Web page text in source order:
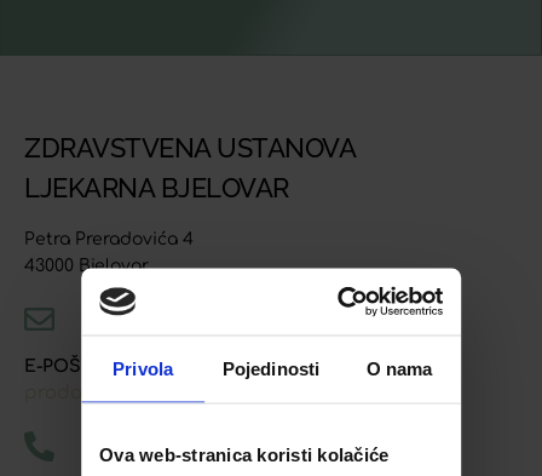
Privola Pojedinosti O nama
Ova web-stranica koristi kolačiće
ZDRAVSTVENA USTANOVA
LJEKARNA BJELOVAR
Petra Preradovića 4
43000 Bjelovar
E-POŠTA